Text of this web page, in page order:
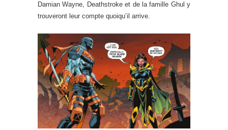
Damian Wayne, Deathstroke et de la famille Ghul y
trouveront leur compte quoiqu’il arrive.